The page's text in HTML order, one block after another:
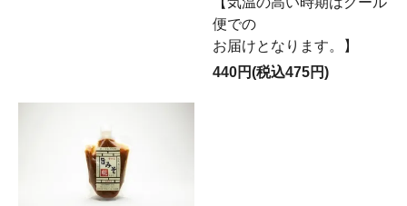
便での
お届けとなります。】
440円(税込475円)